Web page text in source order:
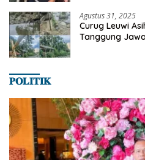
Agustus 31, 2025
Curug Leuwi
Tanggung
𝐏𝐎𝐋𝐈𝐓𝐈𝐊